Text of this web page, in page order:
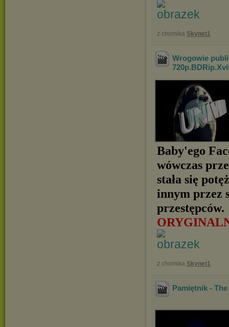
z chomika Skynet1
Wrogowie
Baby'ego
wówczas
stała się
innym przez
przestępców.
z chomika Skynet1
Pamiętnik -